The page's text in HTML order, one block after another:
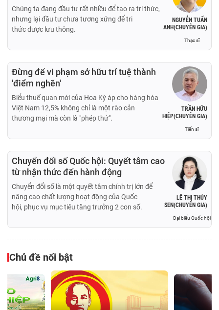
NGUYỄN TUẤN
ANH(CHUYÊN GIA)
Thạc sĩ
Chúng ta đang đầu tư rất nhiều để tạo ra tri thức,
nhưng lại đầu tư chưa tương xứng để tri
thức được lưu thông.
TRẦN HỮU
HIỆP(CHUYÊN GIA)
Tiến sĩ
Đừng để vi phạm sở hữu trí tuệ thành
'điểm nghẽn'
Biểu thuế quan mới của Hoa Kỳ áp cho hàng hóa
Việt Nam 12,5% không chỉ là một rào cản
thương mại mà còn là "phép thử".
LÊ THỊ THÚY
SEN(CHUYÊN GIA)
Đại biểu Quốc hội
Chuyển đổi số Quốc hội: Quyết tâm cao
từ nhận thức đến hành động
Chuyển đổi số là một quyết tâm chính trị lớn để
nâng cao chất lượng hoạt động của Quốc
hội, phục vụ mục tiêu tăng trưởng 2 con số.
Chủ đề nổi bật